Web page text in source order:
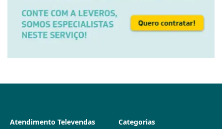
Atendimento Televendas Categorias